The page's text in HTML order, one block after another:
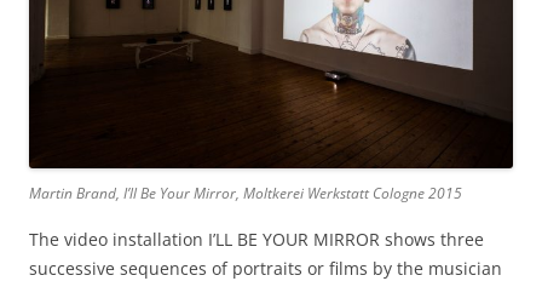
Martin Brand, I’ll Be Your Mirror, Moltkerei Werkstatt Cologne 2015
The video installation I’LL BE YOUR MIRROR shows three
successive sequences of portraits or films by the musician